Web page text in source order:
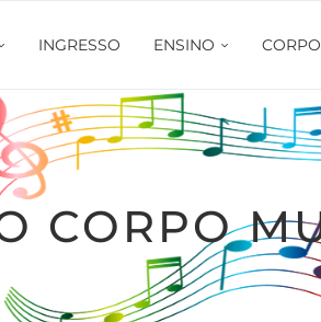
INGRESSO ENSINO
CORPO